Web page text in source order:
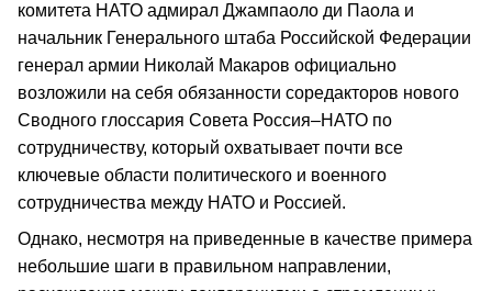
комитета НАТО адмирал Джампаоло ди Паола и
начальник Генерального штаба Российской Федерации
генерал армии Николай Макаров официально
возложили на себя обязанности соредакторов нового
Сводного глоссария Совета Россия–НАТО по
сотрудничеству, который охватывает почти все
ключевые области политического и военного
сотрудничества между НАТО и Россией.
Однако, несмотря на приведенные в качестве примера
небольшие шаги в правильном направлении,